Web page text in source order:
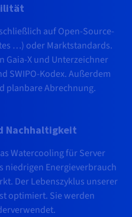
auf Open-Source-
…) oder Marktstandards.
Gaia-X und Unterzeichner
SWIPO-Kodex. Außerdem
planbare Abrechnung.
Nachhaltigkeit
Watercooling für Server
niedrigen Energieverbrauch
Der Lebenszyklus unserer
optimiert. Sie werden